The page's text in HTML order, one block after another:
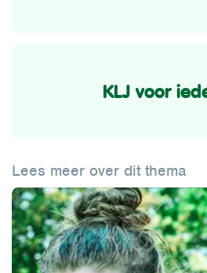
KLJ voor
Lees meer over dit thema